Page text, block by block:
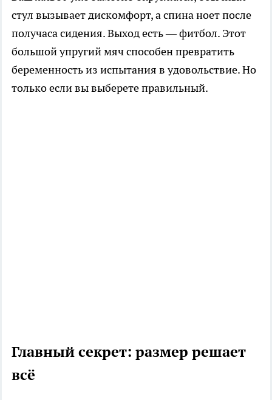
стул вызывает дискомфорт, а спина ноет после
получаса сидения. Выход есть — фитбол. Этот
большой упругий мяч способен превратить
беременность из испытания в удовольствие. Но
только если вы выберете правильный.
Главный секрет: размер решает
всё